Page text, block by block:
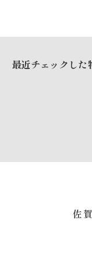
最近チェックした
佐